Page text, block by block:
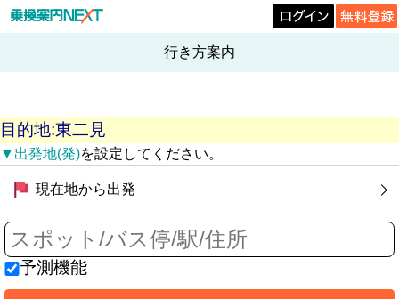
行き方案内
目的地:東二見
▼出発地(発)を設定してください。
現在地から出発
予測機能